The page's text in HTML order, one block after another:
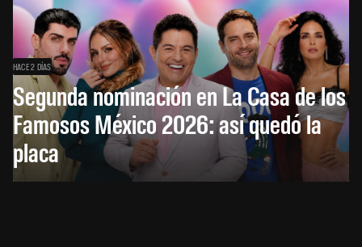
HACE 2 DÍAS
Segunda nominación en La Casa de los
Famosos México 2026: así quedó la
placa